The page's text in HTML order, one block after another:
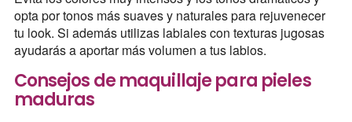
opta por tonos más suaves y naturales para rejuvenecer
tu look. Si además utilizas labiales con texturas jugosas
ayudarás a aportar más volumen a tus labios.
Consejos de maquillaje para pieles
maduras